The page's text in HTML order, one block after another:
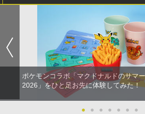
ポケモンコラボ「マクドナルドのサマ
2026」をひと足お先に体験してみた！
● ● ● ● ● ● ●